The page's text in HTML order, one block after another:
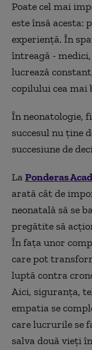
Poate cel mai
este însă
experiență. În
întreagă -
lucrează
copilului cea mai
În neonatologie,
succesul nu ține
succesiune de
LaPonderas
arată cât de
neonatală să se
pregătite să
În fața unor
care pot
luptă contra
Aici, siguranța,
empatia se
care lucrurile se
salva două vieți